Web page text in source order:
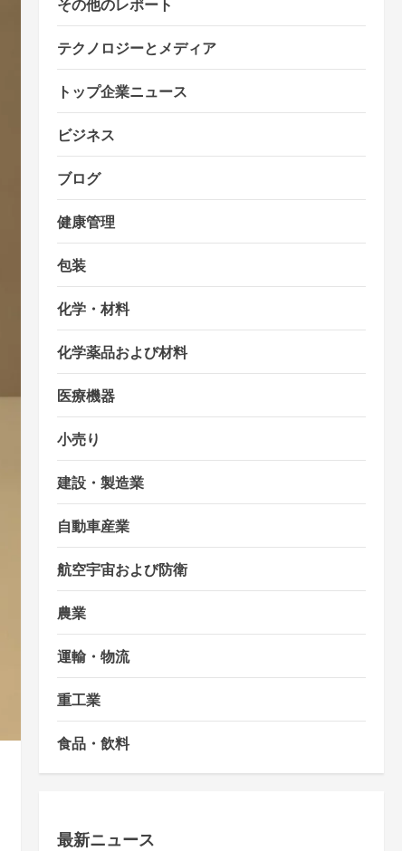
テクノロジーとメディア
トップ企業ニュース
ビジネス
ブログ
健康管理
包装
化学・材料
化学薬品および材料
医療機器
小売り
建設・製造業
自動車産業
航空宇宙および防衛
農業
運輸・物流
重工業
食品・飲料
最新ニュース